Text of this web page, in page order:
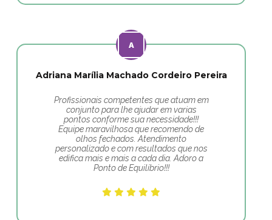
Adriana Marília Machado Cordeiro Pereira
Profissionais competentes que atuam em
conjunto para lhe ajudar em varias
pontos conforme sua necessidade!!!
Equipe maravilhosa que recomendo de
olhos fechados. Atendimento
personalizado e com resultados que nos
edifica mais e mais a cada dia. Adoro a
Ponto de Equilíbrio!!!